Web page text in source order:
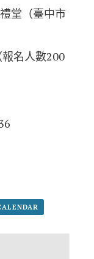
堂（臺中市
報名人數200